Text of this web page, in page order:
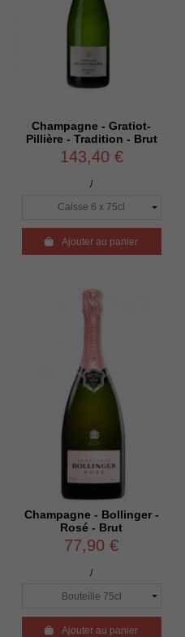
Champagne - Gratiot-
Pillière - Tradition - Brut
143,40 €
/
Ajouter au panier
Champagne - Bollinger -
Rosé - Brut
77,90 €
/
Ajouter au panier